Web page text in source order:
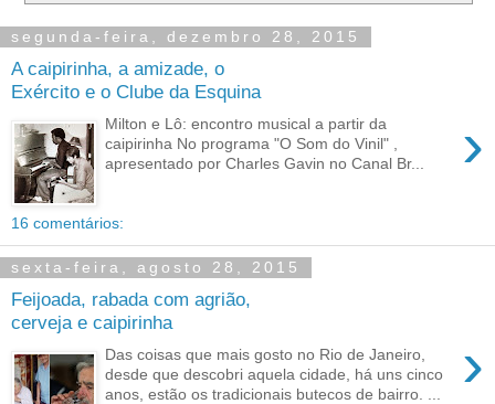
segunda-feira, dezembro 28, 2015
A caipirinha, a amizade, o
Exército e o Clube da Esquina
›
Milton e Lô: encontro musical a partir da
caipirinha No programa "O Som do Vinil" ,
apresentado por Charles Gavin no Canal Br...
16 comentários:
sexta-feira, agosto 28, 2015
Feijoada, rabada com agrião,
cerveja e caipirinha
›
Das coisas que mais gosto no Rio de Janeiro,
desde que descobri aquela cidade, há uns cinco
anos, estão os tradicionais butecos de bairro. ...